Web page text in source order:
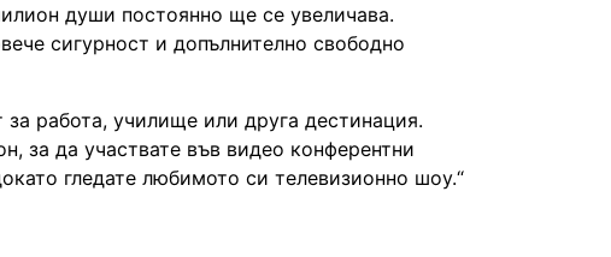
души постоянно ще се увеличава.
сигурност и допълнително свободно
работа, училище или друга дестинация.
за да участвате във видео конферентни
гледате любимото си телевизионно шоу.“